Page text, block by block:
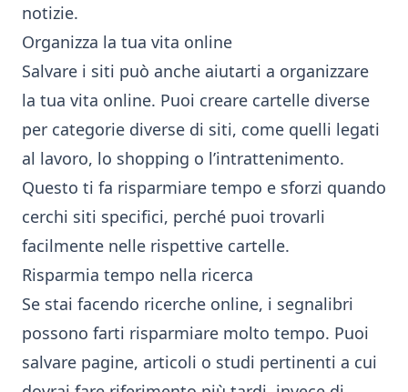
notizie.
Organizza la tua vita online
Salvare i siti può anche aiutarti a organizzare
la tua vita online. Puoi creare cartelle diverse
per categorie diverse di siti, come quelli legati
al lavoro, lo shopping o l’intrattenimento.
Questo ti fa risparmiare tempo e sforzi quando
cerchi siti specifici, perché puoi trovarli
facilmente nelle rispettive cartelle.
Risparmia tempo nella ricerca
Se stai facendo ricerche online, i segnalibri
possono farti risparmiare molto tempo. Puoi
salvare pagine, articoli o studi pertinenti a cui